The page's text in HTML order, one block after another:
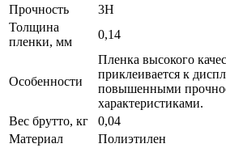
Прочность
3H
Толщина
пленки, мм
0,14
Особенности
Пленка высокого
приклеивается к
повышенными
характеристиками.
Вес брутто, кг
0,04
Материал
Полиэтилен